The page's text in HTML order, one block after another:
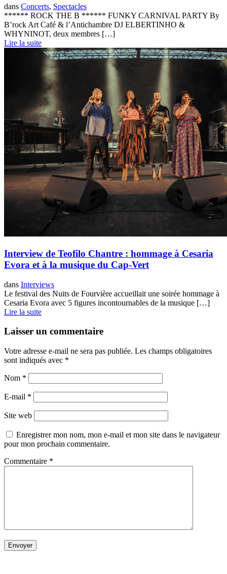
dans Concerts, Spectacles
****** ROCK THE B ****** FUNKY CARNIVAL PARTY By
B’rock Art Café & l’Antichambre DJ ELBERTINHO &
WHYNINOT, deux membres […]
Lire la suite
Interview de Teofilo Chantre : hommage à Cesaria
Evora et à la musique du Cap-Vert
dans Interviews
Le festival des Nuits de Fourvière accueillait une soirée hommage à
Cesaria Evora avec 5 figures incontournables de la musique […]
Lire la suite
Laisser un commentaire
Votre adresse e-mail ne sera pas publiée. Les champs obligatoires
sont indiqués avec *
Nom *
E-mail *
Site web
Enregistrer mon nom, mon e-mail et mon site dans le navigateur
pour mon prochain commentaire.
Commentaire *